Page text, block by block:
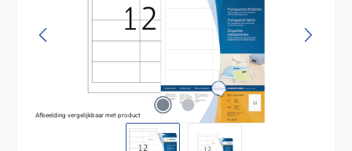
Afbeelding vergelijkbaar met product